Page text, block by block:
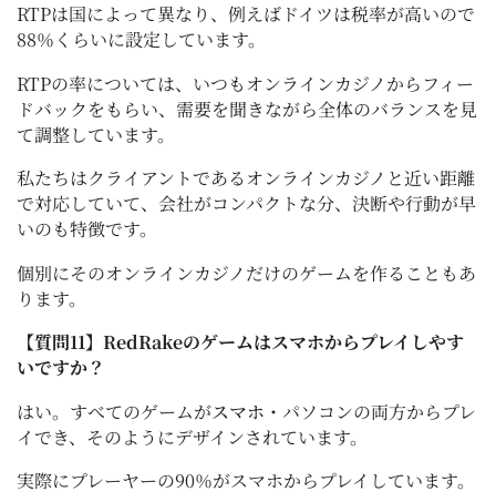
RTPは国によって異なり、例えばドイツは税率が高いので
88％くらいに設定しています。
RTPの率については、いつもオンラインカジノからフィー
ドバックをもらい、需要を聞きながら全体のバランスを見
て調整しています。
私たちはクライアントであるオンラインカジノと近い距離
で対応していて、会社がコンパクトな分、決断や行動が早
いのも特徴です。
個別にそのオンラインカジノだけのゲームを作ることもあ
ります。
【質問11】RedRakeのゲームはスマホからプレイしやす
いですか？
はい。すべてのゲームがスマホ ・パソコンの両方からプレ
イでき、そのようにデザインされています。
実際にプレーヤーの90％がスマホからプレイしています。